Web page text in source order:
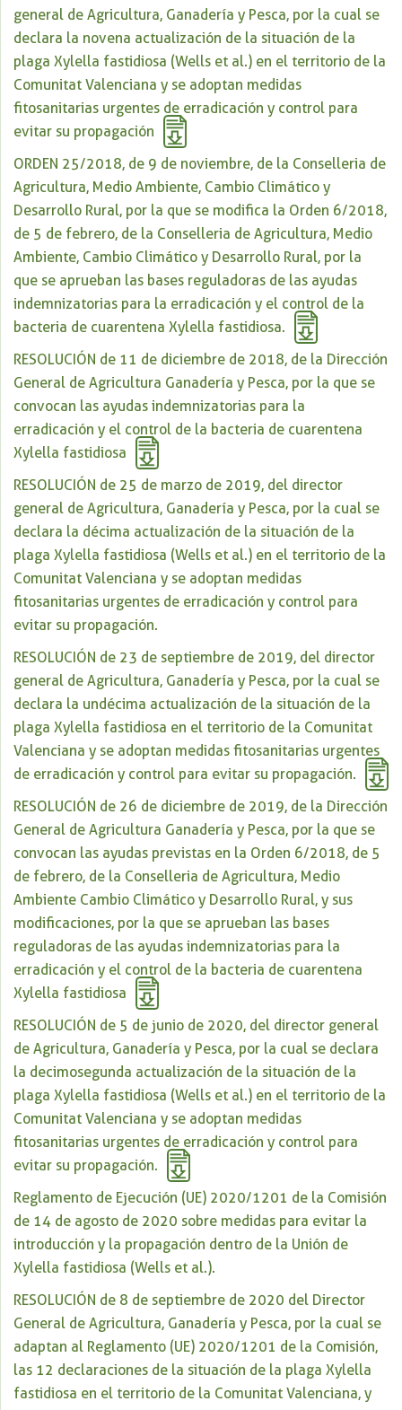
general de Agricultura, Ganadería y Pesca, por la cual se
declara la novena actualización de la situación de la
plaga Xylella fastidiosa (Wells et al.) en el territorio de la
Comunitat Valenciana y se adoptan medidas
fitosanitarias urgentes de erradicación y control para
evitar su propagación
ORDEN 25/2018, de 9 de noviembre, de la Conselleria de
Agricultura, Medio Ambiente, Cambio Climático y
Desarrollo Rural, por la que se modifica la Orden 6/2018,
de 5 de febrero, de la Conselleria de Agricultura, Medio
Ambiente, Cambio Climático y Desarrollo Rural, por la
que se aprueban las bases reguladoras de las ayudas
indemnizatorias para la erradicación y el control de la
bacteria de cuarentena Xylella fastidiosa.
RESOLUCIÓN de 11 de diciembre de 2018, de la Dirección
General de Agricultura Ganadería y Pesca, por la que se
convocan las ayudas indemnizatorias para la
erradicación y el control de la bacteria de cuarentena
Xylella fastidiosa
RESOLUCIÓN de 25 de marzo de 2019, del director
general de Agricultura, Ganadería y Pesca, por la cual se
declara la décima actualización de la situación de la
plaga Xylella fastidiosa (Wells et al.) en el territorio de la
Comunitat Valenciana y se adoptan medidas
fitosanitarias urgentes de erradicación y control para
evitar su propagación.
RESOLUCIÓN de 23 de septiembre de 2019, del director
general de Agricultura, Ganadería y Pesca, por la cual se
declara la undécima actualización de la situación de la
plaga Xylella fastidiosa en el territorio de la Comunitat
Valenciana y se adoptan medidas fitosanitarias urgentes
de erradicación y control para evitar su propagación.
RESOLUCIÓN de 26 de diciembre de 2019, de la Dirección
General de Agricultura Ganadería y Pesca, por la que se
convocan las ayudas previstas en la Orden 6/2018, de 5
de febrero, de la Conselleria de Agricultura, Medio
Ambiente Cambio Climático y Desarrollo Rural, y sus
modificaciones, por la que se aprueban las bases
reguladoras de las ayudas indemnizatorias para la
erradicación y el control de la bacteria de cuarentena
Xylella fastidiosa
RESOLUCIÓN de 5 de junio de 2020, del director general
de Agricultura, Ganadería y Pesca, por la cual se declara
la decimosegunda actualización de la situación de la
plaga Xylella fastidiosa (Wells et al.) en el territorio de la
Comunitat Valenciana y se adoptan medidas
fitosanitarias urgentes de erradicación y control para
evitar su propagación.
Reglamento de Ejecución (UE) 2020/1201 de la Comisión
de 14 de agosto de 2020 sobre medidas para evitar la
introducción y la propagación dentro de la Unión de
Xylella fastidiosa (Wells et al.).
RESOLUCIÓN de 8 de septiembre de 2020 del Director
General de Agricultura, Ganadería y Pesca, por la cual se
adaptan al Reglamento (UE) 2020/1201 de la Comisión,
las 12 declaraciones de la situación de la plaga Xylella
fastidiosa en el territorio de la Comunitat Valenciana, y